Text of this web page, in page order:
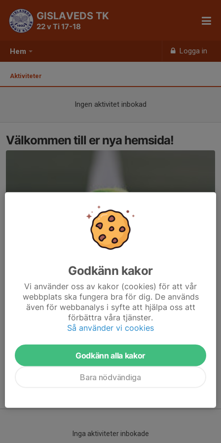
Hem Logga in
GISLAVEDS TK
22 v Ti 17-18
Aktiviteter
Ingen aktivitet inbokad
Välkommen till er nya hemsida!
Här hamnar automatiskt de senaste nyheterna på hemsidan. För
att kunna börja administrera hemsidan loggar du in högst upp till
/Svenskalag.se
Inga aktiviteter inbokade
Godkänn kakor
Vi använder oss av kakor (cookies) för att vår
webbplats ska fungera bra för dig. De används
även för webbanalys i syfte att hjälpa oss att
förbättra våra tjänster.
Så använder vi cookies
Godkänn alla kakor
Bara nödvändiga